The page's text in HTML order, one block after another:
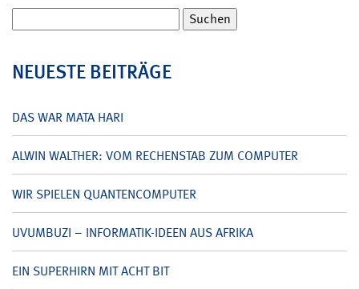
nach:
NEUESTE BEITRÄGE
DAS WAR MATA HARI
ALWIN WALTHER: VOM RECHENSTAB ZUM COMPUTER
WIR SPIELEN QUANTENCOMPUTER
UVUMBUZI – INFORMATIK-IDEEN AUS AFRIKA
EIN SUPERHIRN MIT ACHT BIT